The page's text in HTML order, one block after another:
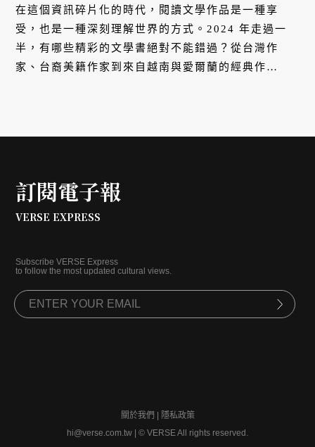
證、《Stay True保持真誠》記述
台裔美國人成長故事，還有哪些⋯⋯
在這個資訊碎片化的時代，閱讀文學作品是一種享
受，也是一種深刻理解世界的方式。2024 年走過一
半，有哪些精彩的文學書絕對不能錯過？從台灣作
家、台裔美籍作家到來自越南與愛爾蘭的經典作
訂閱電子報
VERSE EXPRESS
Subscribe VERSE Express
to follow the most updated cultural views.
關於我們
隱私政策
hi@verse.com.tw
© VERSE All rights reserved.